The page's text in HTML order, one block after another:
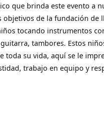
que brinda este evento a
objetivos de la fundación de
tocando instrumentos
tambores. Estos
toda su vida, aquí se le
trabajo en equipo y